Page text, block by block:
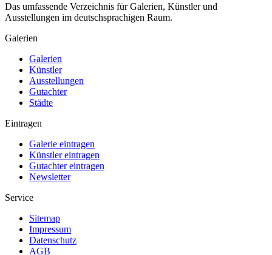
Das umfassende Verzeichnis für Galerien, Künstler und
Ausstellungen im deutschsprachigen Raum.
Galerien
Galerien
Künstler
Ausstellungen
Gutachter
Städte
Eintragen
Galerie eintragen
Künstler eintragen
Gutachter eintragen
Newsletter
Service
Sitemap
Impressum
Datenschutz
AGB